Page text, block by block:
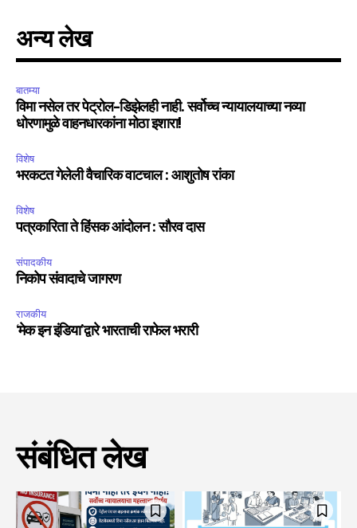
अन्य लेख
बातम्या
विमा नसेल तर पेट्रोल-डिझेलही नाही. सर्वोच्च न्यायालयाच्या नव्या
धोरणामुळे वाहनधारकांना मोठा इशारा!
विशेष
भरकटत गेलेली वैचारिक वाटचाल : आशुतोष रांका
विशेष
पत्रकारिता ते हिंसक आंदोलन : सौरव दास
संपादकीय
निकोप संवादाचे जागरण
राजकीय
‘मेक इन इंडिया’द्वारे भारताची राफेल भरारी
संबंधित लेख